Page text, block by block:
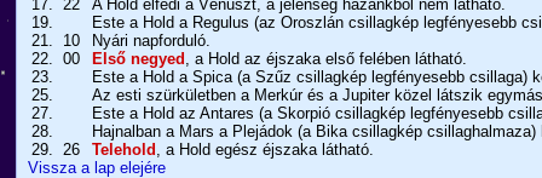
17.
22
A Hold elfedi a Vénuszt, a jelenség hazánkból nem látható.
19.
Este a Hold a Regulus (az Oroszlán csillagkép legfényesebb
21.
10
Nyári napforduló.
22.
00 Első negyed , a Hold az éjszaka első felében látható.
23.
Este a Hold a Spica (a Szűz csillagkép legfényesebb csillaga)
25.
Az esti szürkületben a Merkúr és a Jupiter közel látszik
27.
Este a Hold az Antares (a Skorpió csillagkép legfényesebb
28.
Hajnalban a Mars a Plejádok (a Bika csillagkép
29.
26 Telehold , a Hold egész éjszaka látható.
Vissza a lap elejére